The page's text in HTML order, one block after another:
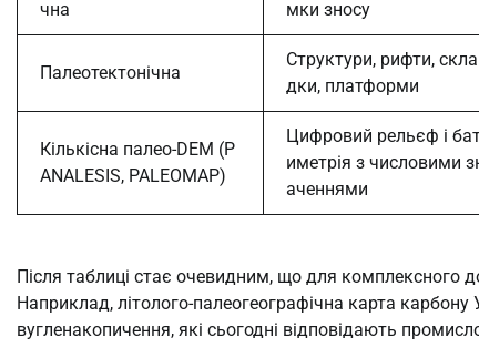
чна
мки зносу
Палеотектонічна
Структури, рифти, скла
дки, платформи
Кількісна палео-DEM (P
ANALESIS, PALEOMAP)
Цифровий рельєф і
иметрія з числовими
аченнями
Після таблиці стає очевидним, що для комплексного
Наприклад, літолого-палеогеографічна карта
вугленакопичення, які сьогодні відповідають